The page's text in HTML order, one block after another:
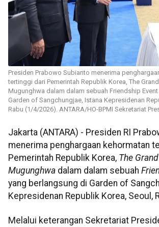
Presiden Prabowo Subianto menerima
tertinggi dari Pemerintah Republik Korea, The
Mugunghwa dalam dalam sebuah Friendship
Garden of Sangchungjae, Istana Kepresidenan
Rabu (1/4/2026). ANTARA/HO-BPMI Sekretariat
Jakarta (ANTARA) - Presiden RI
menerima penghargaan kehormatan
Pemerintah Republik Korea, The
Mugunghwa dalam dalam sebuah
yang berlangsung di Garden of
Kepresidenan Republik Korea, Seoul,
Melalui keterangan Sekretariat